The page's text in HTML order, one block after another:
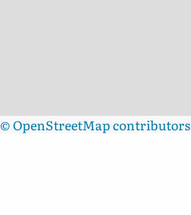
© OpenStreetMap contributors